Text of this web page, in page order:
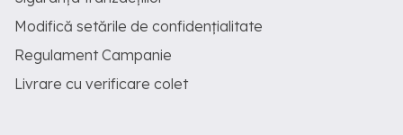
Modifică setările de confidențialitate
Regulament Campanie
Livrare cu verificare colet